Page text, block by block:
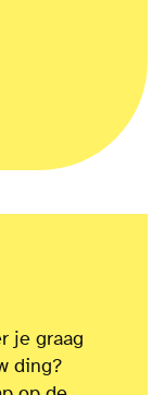
je graag
ding?